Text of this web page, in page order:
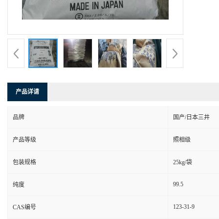
产品详请
品牌 国产/日本三井
产品等级 照相级
包装规格 25kg/袋
纯度 99.5
CAS编号 123-31-9